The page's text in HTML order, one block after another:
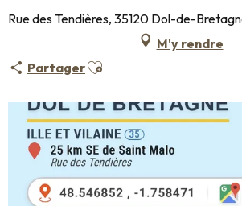
Rue des Tendières, 35120 Dol-de-
M'y rendre
PartagerAjouter aux favoris